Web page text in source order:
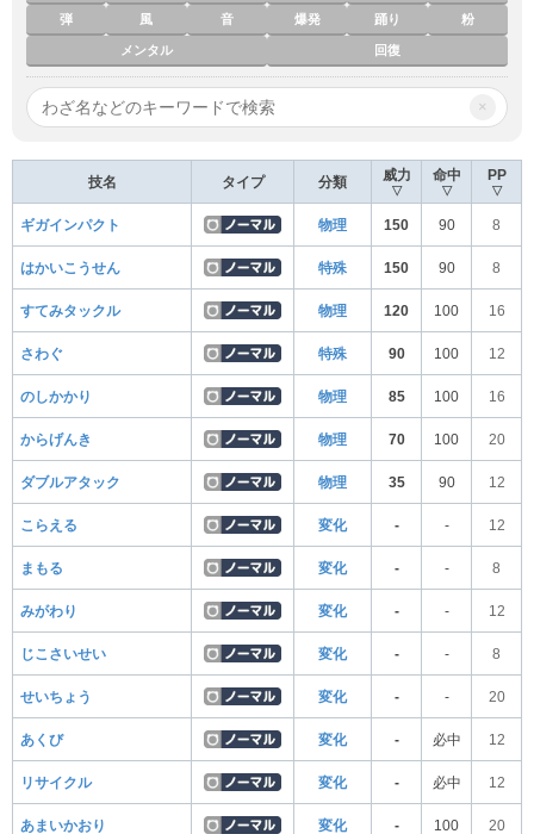
弾 風 音 爆発 踊り 粉
メンタル 回復
×
技名 タイプ 分類 威力
▽
命中
▽
PP
▽
ギガインパクト 物理 150 90 8
はかいこうせん 特殊 150 90 8
すてみタックル 物理 120 100 16
さわぐ 特殊 90 100 12
のしかかり 物理 85 100 16
からげんき 物理 70 100 20
ダブルアタック 物理 35 90 12
こらえる 変化 - - 12
まもる 変化 - - 8
みがわり 変化 - - 12
じこさいせい 変化 - - 8
せいちょう 変化 - - 20
あくび 変化 - 必中 12
リサイクル 変化 - 必中 12
あまいかおり 変化 - 100 20